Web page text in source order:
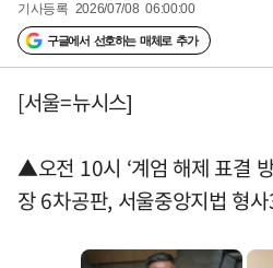
기사등록 2026/07/08 06:00:00
구글에서 선호하는 매체로 추가
[서울=뉴시스]
▲오전 10시 ‘계엄 해제 표결
장 6차공판, 서울중앙지법 형